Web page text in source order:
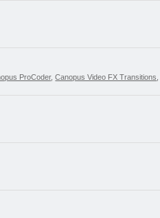
ProCoder,Canopus Video FX Transitions